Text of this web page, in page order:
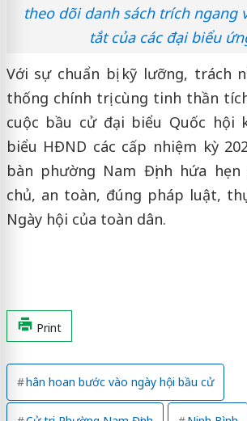
theo dõi danh sách trích ngang
tắt của các đại biểu
Với sự chuẩn bị kỹ lưỡng, trách
thống chính trị cùng tinh thần
cuộc bầu cử đại biểu Quốc hội
biểu HĐND các cấp nhiệm kỳ
bàn phường Nam Định hứa
chủ, an toàn, đúng pháp luật,
Ngày hội của toàn dân.
Print
hân hoan bước vào ngày hội bầu cử